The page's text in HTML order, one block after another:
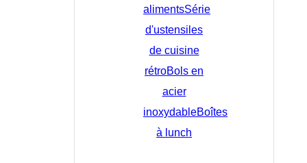
alimentsSérie
d'ustensiles
de cuisine
rétroBols en
acier
inoxydableBoîtes
à lunch